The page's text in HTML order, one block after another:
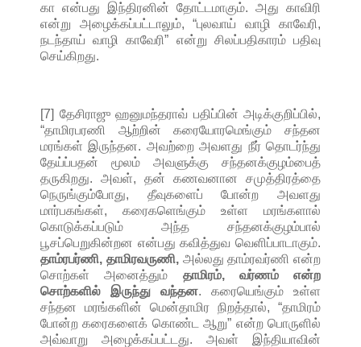
கா என்பது இந்திரனின் தோட்டமாகும். அது காவிரி
என்று அழைக்கப்பட்டாலும், “புலவாய் வாழி காவேரி,
நடந்தாய் வாழி காவேரி” என்று சிலப்பதிகாரம் பதிவு
செய்கிறது.
[7] தேசிராஜு ஹனுமந்தராவ் பதிப்பின் அடிக்குறிப்பில்,
“தாமிரபரணி ஆற்றின் கரையோரமெங்கும் சந்தன
மரங்கள் இருந்தன. அவற்றை அவளது நீர் தொடர்ந்து
தேய்ப்பதன் மூலம் அவளுக்கு சந்தனக்குழம்பைத்
தருகிறது. அவள், தன் கணவனான சமுத்திரத்தை
நெருங்கும்போது, தீவுகளைப் போன்ற அவளது
மார்பகங்கள், கரைகளெங்கும் உள்ள மரங்களால்
கொடுக்கப்படும் அந்த சந்தனக்குழம்பால்
பூசப்பெறுகின்றன என்பது கவித்துவ வெளிப்பாடாகும்.
தாம்ரபர்ணி, தாமிரவருணி, அல்லது தாம்ரவர்ணி என்ற
சொற்கள் அனைத்தும் தாமிரம், வர்ணம் என்ற
சொற்களில் இருந்து வந்தன. கரையெங்கும் உள்ள
சந்தன மரங்களின் மென்தாமிர நிறத்தால், “தாமிரம்
போன்ற கரைகளைக் கொண்ட ஆறு” என்ற பொருளில்
அவ்வாறு அழைக்கப்பட்டது. அவள் இந்தியாவின்